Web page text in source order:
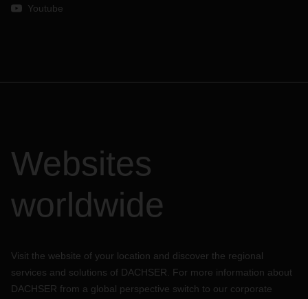
Youtube
Websites
worldwide
Visit the website of your location and discover the regional
services and solutions of DACHSER. For more information about
DACHSER from a global perspective switch to our corporate